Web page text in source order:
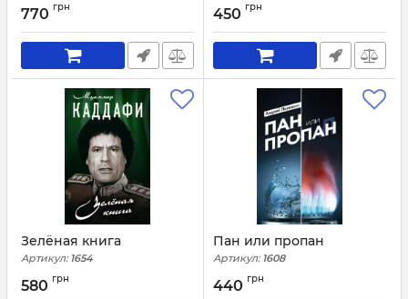
770 грн
группировки КНР (2-е
и дополненное)
1693
450 грн
Зелёная книга
Артикул: 1654
580 грн
Пан или пропан
Артикул: 1608
440 грн